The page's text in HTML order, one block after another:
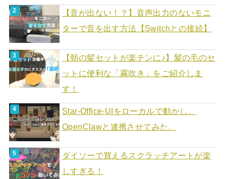
【音が出ない！？】音声出力のないモニ
ターで音を出す方法【Switchとの接続】
【朝の髪セットが楽チンに♪】髪の毛のセ
ットに便利な「霧吹き」をご紹介しま
す！
Star-Office-UIをローカルで動かし、
OpenClawと連携させてみた。
ダイソーで買えるスクラッチアートが楽
しすぎる！